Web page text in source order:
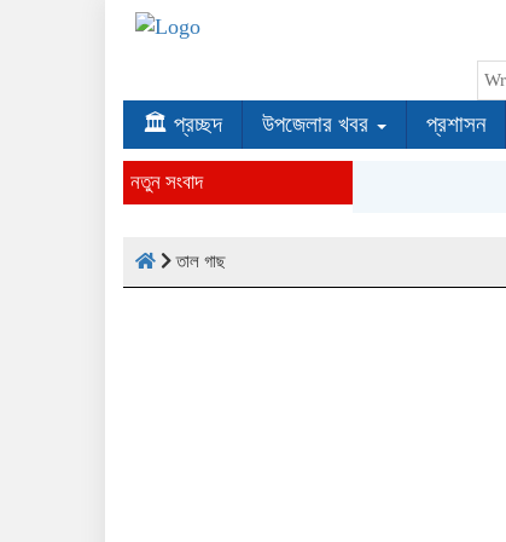
🏛 প্রচ্ছদ উপজেলার খবর প্রশাসন
নতুন সংবাদ
তাল গাছ